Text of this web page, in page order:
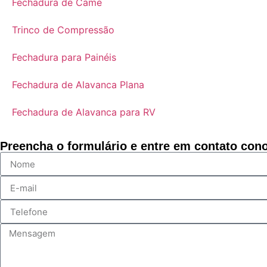
​Fechadura de Came
​Trinco de Compressão
​Fechadura para Painéis
​Fechadura de Alavanca Plana
​Fechadura de Alavanca para RV
Preencha o formulário e entre em contato